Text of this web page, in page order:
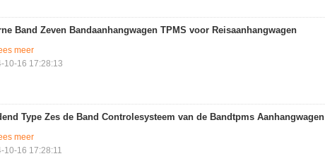
Band Zeven Bandaanhangwagen TPMS voor Reisaanhangwagen
meer
10-16 17:28:13
Type Zes de Band Controlesysteem van de Bandtpms Aanhangwagen
meer
10-16 17:28:11